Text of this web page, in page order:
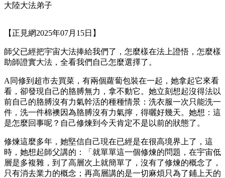
大陸大法弟子
【正見網2025年07月15日】
師父已經把宇宙大法捧給我們了，怎麼樣在法上證悟，怎麼樣
助師證實大法，全看我們自己怎麼選擇了。
A同修到超市去買菜，有兩個蘿蔔包裝在一起，她拿起它來看
看，卻發現自己的胳膊無力，拿不動它。她立刻想起沒得法以
前自己的胳膊沒有力氣幹活的種種情景：洗衣服一次只能洗一
件，洗一件棉襖因為胳膊沒有力氣擰，得曬好幾天。她想：這
是怎麼回事呢？自己修煉到今天肯定不是以前的狀態了。
修煉這麼多年，她堅信自己現在已經是在很高境界上了，這
時，她想起師父講的：「就單單這一個修煉的問題，在宇宙低
層是多複雜，到了高層次上就簡單了，沒有了修煉的概念了，
只有消去業力的概念；再高層講的是一切麻煩只為了鋪上天的